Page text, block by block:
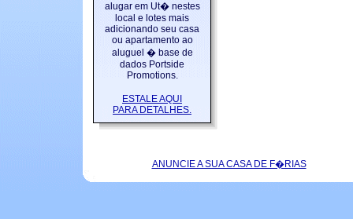
alugar em Ut� nestes
local e lotes mais
adicionando seu casa
ou apartamento ao
aluguel � base de
dados Portside
Promotions.
ESTALE AQUI
PARA DETALHES.
ANUNCIE A SUA CASA DE F�RIAS